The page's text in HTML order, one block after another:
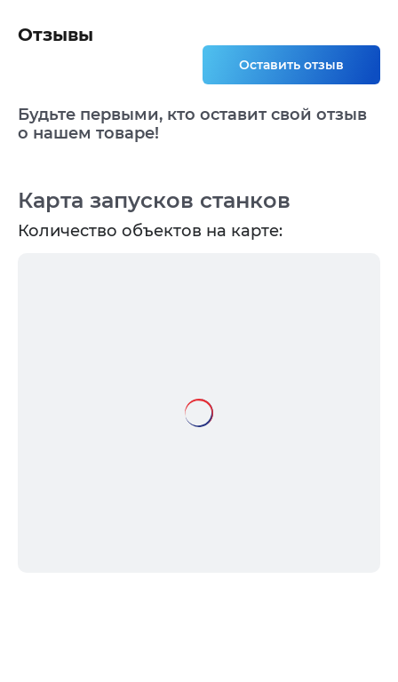
Карта запусков станков
Количество объектов на карте:
Отзывы
Оставить отзыв
Будьте первыми, кто оставит свой отзыв
о нашем товаре!